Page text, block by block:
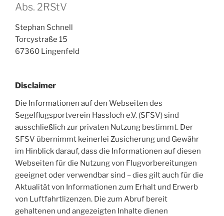
Abs. 2RStV
Stephan Schnell
Torcystraße 15
67360 Lingenfeld
Disclaimer
Die Informationen auf den Webseiten des
Segelflugsportverein Hassloch e.V. (SFSV) sind
ausschließlich zur privaten Nutzung bestimmt. Der
SFSV übernimmt keinerlei Zusicherung und Gewähr
im Hinblick darauf, dass die Informationen auf diesen
Webseiten für die Nutzung von Flugvorbereitungen
geeignet oder verwendbar sind – dies gilt auch für die
Aktualität von Informationen zum Erhalt und Erwerb
von Luftfahrtlizenzen. Die zum Abruf bereit
gehaltenen und angezeigten Inhalte dienen